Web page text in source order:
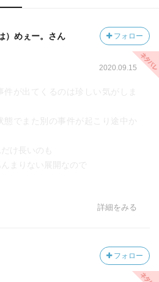
）めぇー。さん フォロー
2020.09.15
件が出てくるのは珍しい気がしま
態でまた別の事件が起こり途中か
け長いのも
まりない展開なので
詳細をみる
フォロー